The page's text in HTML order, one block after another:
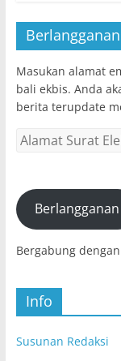
Masukan alamat
bali ekbis. Anda
berita terupdate
Alamat
(E-
mail)Berlangganan
Bergabung
Info
Susunan Redaksi